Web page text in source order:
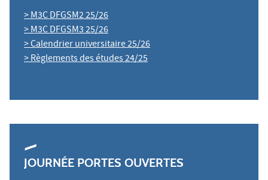
> M3C DFGSM2 25/26
> M3C DFGSM3 25/26
> Calendrier universitaire 25/26
> Règlements des études 24/25
JOURNÉE PORTES OUVERTES